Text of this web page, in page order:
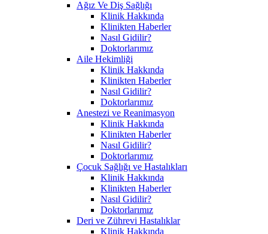
Ağız Ve Diş Sağlığı
Klinik Hakkında
Klinikten Haberler
Nasıl Gidilir?
Doktorlarımız
Aile Hekimliği
Klinik Hakkında
Klinikten Haberler
Nasıl Gidilir?
Doktorlarımız
Anestezi ve Reanimasyon
Klinik Hakkında
Klinikten Haberler
Nasıl Gidilir?
Doktorlarımız
Çocuk Sağlığı ve Hastalıkları
Klinik Hakkında
Klinikten Haberler
Nasıl Gidilir?
Doktorlarımız
Deri ve Zührevi Hastalıklar
Klinik Hakkında